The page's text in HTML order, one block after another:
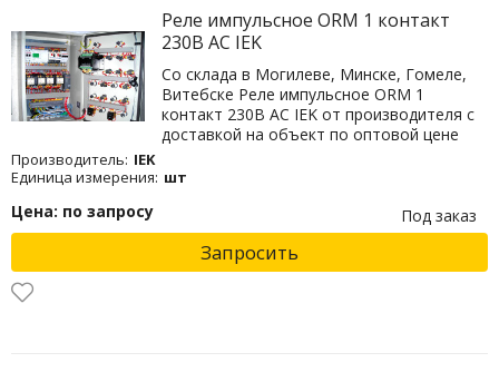
Реле импульсное ORM 1 контакт
230В AC IEK
Со склада в Могилеве, Минске, Гомеле,
Витебске Реле импульсное ORM 1
контакт 230В AC IEK от производителя с
доставкой на объект по оптовой цене
Производитель: IEK
Единица измерения: шт
Цена: по запросу Под заказ
Запросить